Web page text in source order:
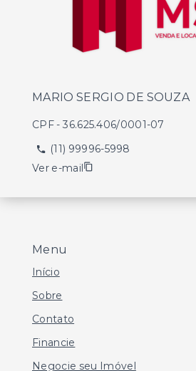
Menu
Início
Sobre
Contato
Financie
Negocie seu Imóvel
MARIO SERGIO DE SOUZA
CPF-36.625.406/0001-07
(11) 99996-5998
Ver e-mail